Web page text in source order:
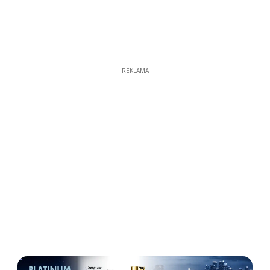
REKLAMA